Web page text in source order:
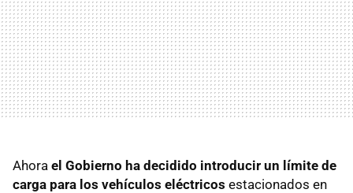
Ahora el Gobierno ha decidido introducir un límite de
carga para los vehículos eléctricos estacionados en